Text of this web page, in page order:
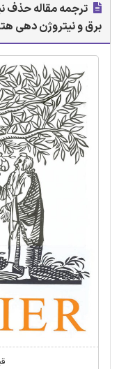
ترجمه مقاله حذف
برق و نیتروژن دهی